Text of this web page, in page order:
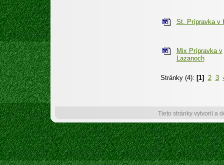
St. Prípravka v
Mix Prípravka v
Lazanoch
Stránky (4): [1] 2 3
Tieto stránky vytvoril a